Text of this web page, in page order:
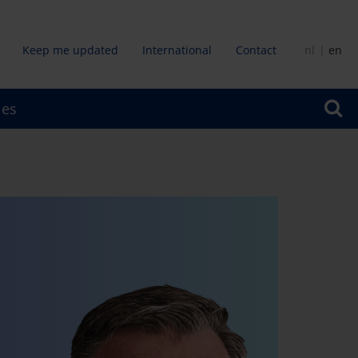
Keep me updated International Contact nl en